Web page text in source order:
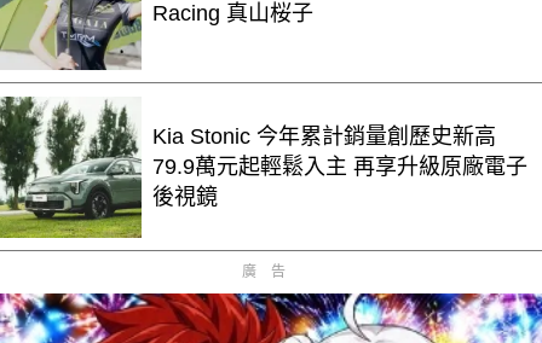
Racing 真山桜子
Kia Stonic 今年累計銷量創歷史新高
79.9萬元起輕鬆入主 再享升級原廠電子
後視鏡
廣告